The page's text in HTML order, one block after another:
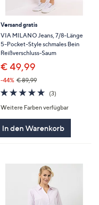
Versand gratis
VIA MILANO Jeans, 7/8-Länge
5-Pocket-Style schmales Bein
Reißverschluss-Saum
€ 49,99
-44% € 89,99
4.7
von
5
(3)3
Weitere Farben verfügbar
In den Warenkorb